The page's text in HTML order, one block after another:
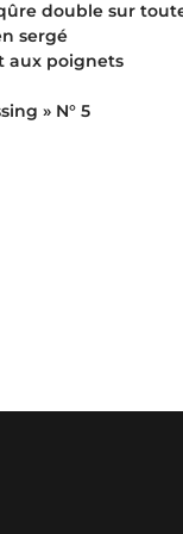
double sur
sergé
aux poignets
» N° 5